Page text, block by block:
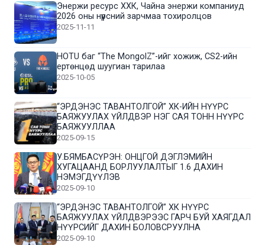
Энержи ресурс ХХК, Чайна энержи компаниуд
2026 оны нүүрсний зарчмаа тохиролцов
2025-11-11
HOTU баг “The MongolZ”-ийг хожиж, CS2-ийн
ертөнцөд шуугиан тарилаа
2025-10-05
“ЭРДЭНЭС ТАВАНТОЛГОЙ” ХК-ИЙН НҮҮРС
БАЯЖУУЛАХ ҮЙЛДВЭР НЭГ САЯ ТОНН НҮҮРС
БАЯЖУУЛЛАА
2025-09-15
У.БЯМБАСҮРЭН: ОНЦГОЙ ДЭГЛЭМИЙН
ХУГАЦААНД БОРЛУУЛАЛТЫГ 1.6 ДАХИН
НЭМЭГДҮҮЛЭВ
2025-09-10
“ЭРДЭНЭС ТАВАНТОЛГОЙ” ХК НҮҮРС
БАЯЖУУЛАХ ҮЙЛДВЭРЭЭС ГАРЧ БУЙ ХАЯГДАЛ
НҮҮРСИЙГ ДАХИН БОЛОВСРУУЛНА
2025-09-10